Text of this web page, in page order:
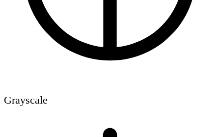
Grayscale